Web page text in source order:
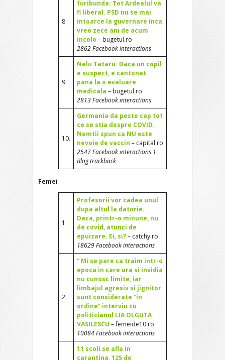
8.
furibunda: Tot Ardealul va
fi liberal. PSD nu se mai
intoarce la guvernare inca
vreo zece ani de acum
incolo – bugetul.ro
2862 Facebook interactions
9.
Nelu Tataru: Daca un copil
e suspect, e cantonat
pana la o evaluare
medicala – bugetul.ro
2813 Facebook interactions
10.
Germania da peste cap tot
ce se stia despre COVID.
Nemtii spun ca NU este
nevoie de vaccin – capital.ro
2547 Facebook interactions 1
Blog trackback
Femei
1.
Profesorii vor cadea unul
dupa altul la datorie.
Daca, printr-o minune, nu
de covid, atunci de
epuizare. Ei, si?– catchy.ro
18629 Facebook interactions
2.
” Mi se pare ca traim intr-o
epoca in care ura si invidia
nu cunosc limite, iar
limbajul agresiv si jignitor
sunt considerate “in
ordine” interviu cu
politicianul LIA OLGUTA
VASILESCU – femeide10.ro
10084 Facebook interactions
11 scoli se afla in
carantina, 125 de